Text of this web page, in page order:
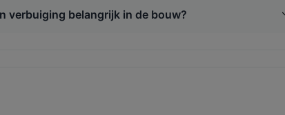
verbuiging belangrijk in de bouw?